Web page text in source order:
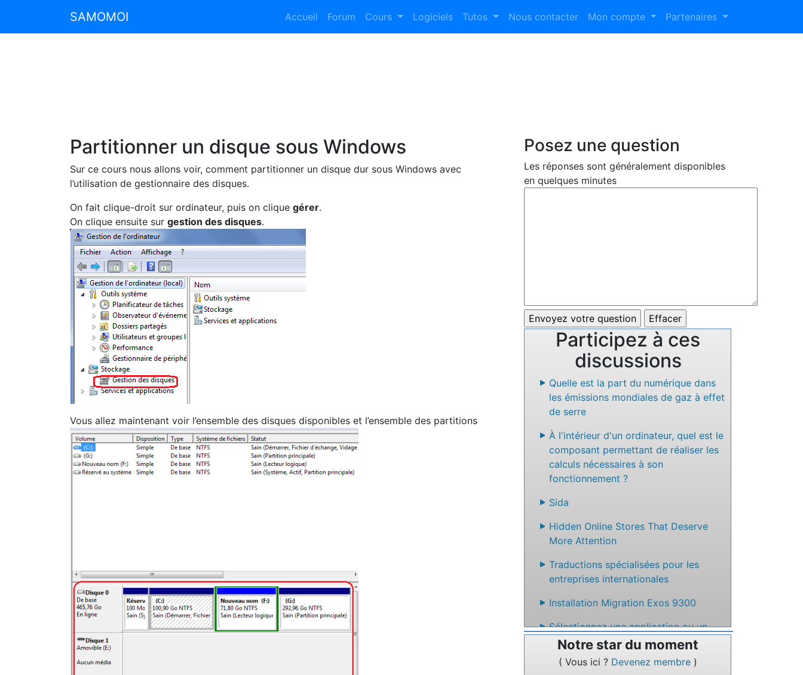
SAMOMOI Accueil Forum Cours Logiciels Tutos Nous contacter Mon compte Partenaires
Partitionner un disque sous Windows
Sur ce cours nous allons voir, comment partitionner un disque dur sous Windows avec
l’utilisation de gestionnaire des disques.
On fait clique-droit sur ordinateur, puis on clique gérer.
On clique ensuite sur gestion des disques.
Vous allez maintenant voir l’ensemble des disques disponibles et l’ensemble des partitions
Posez une question
Les réponses sont généralement disponibles
en quelques minutes
Participez à ces
discussions
Quelle est la part du numérique dans
les émissions mondiales de gaz à effet
de serre
À l'intérieur d'un ordinateur, quel est le
composant permettant de réaliser les
calculs nécessaires à son
fonctionnement ?
Sida
Hidden Online Stores That Deserve
More Attention
Traductions spécialisées pour les
entreprises internationales
Installation Migration Exos 9300
Sélectionnez une application ou un
service en ligne qui permet de créer un
site web facilement sans code
Notre star du moment
( Vous ici ? Devenez membre )